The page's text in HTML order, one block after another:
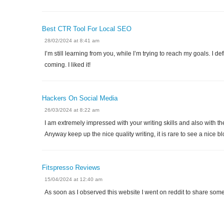
Best CTR Tool For Local SEO
28/02/2024 at 8:41 am
I’m still learning from you, while I’m trying to reach my goals. I
coming. I liked it!
Hackers On Social Media
26/03/2024 at 8:22 am
I am extremely impressed with your writing skills and also with
Anyway keep up the nice quality writing, it is rare to see a nice
Fitspresso Reviews
15/04/2024 at 12:40 am
As soon as I observed this website I went on reddit to share